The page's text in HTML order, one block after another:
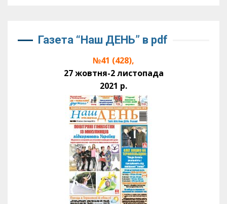
Газета “Наш ДЕНЬ” в pdf
№41 (428),
27 жовтня-2 листопада
2021 р.